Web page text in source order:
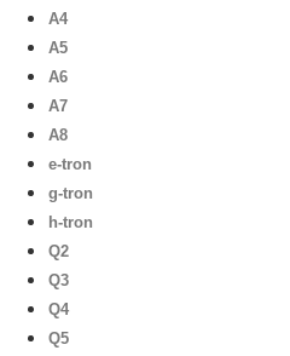
A4
A5
A6
A7
A8
e-tron
g-tron
h-tron
Q2
Q3
Q4
Q5